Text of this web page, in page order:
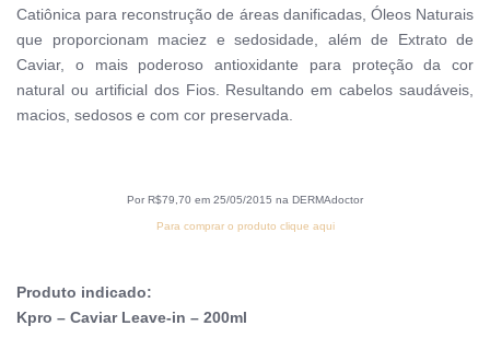
Catiônica para reconstrução de áreas danificadas, Óleos Naturais
que proporcionam maciez e sedosidade, além de Extrato de
Caviar, o mais poderoso antioxidante para proteção da cor
natural ou artificial dos Fios. Resultando em cabelos saudáveis,
macios, sedosos e com cor preservada.
Por R$79,70 em 25/05/2015 na DERMAdoctor
Para comprar o produto clique aqui
Produto indicado:
Kpro – Caviar Leave-in – 200ml